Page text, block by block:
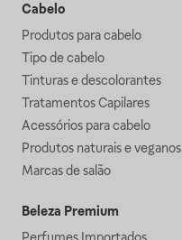
Cabelo
Produtos para cabelo
Tipo de cabelo
Tinturas e descolorantes
Tratamentos Capilares
Acessórios para cabelo
Produtos naturais e veganos
Marcas de salão
Beleza Premium